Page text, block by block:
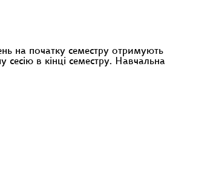
на початку семестру отримують
в кінці семестру. Навчальна